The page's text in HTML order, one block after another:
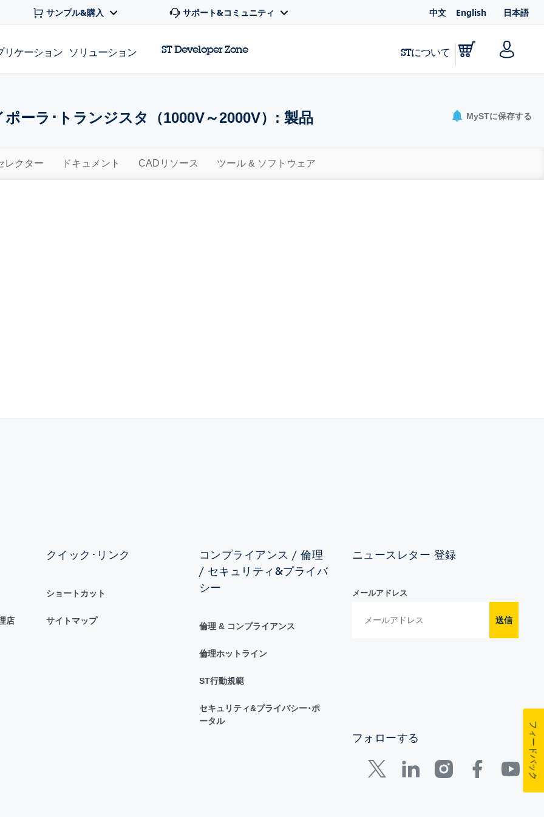
サンプル&購入 サポート&コミュニティ 中文 English 日本語
リケーション ソリューション ST Developer Zone STについて
ーラ･トランジスタ（1000V～2000V）: 製品 MySTに保存する
レクター ドキュメント CADリソース ツール & ソフトウェア
店
クイック･リンク
ショートカット
サイトマップ
コンプライアンス / 倫理
/ セキュリティ&プライバ
シー
倫理 & コンプライアンス
倫理ホットライン
ST行動規範
セキュリティ&プライバシー･ポ
ータル
ニュースレター 登録
メールアドレス
送信
フォローする フィードバック